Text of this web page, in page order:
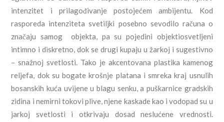
intenzitet i prilagođivanje postojećem ambijentu. Kod
rasporeda intenziteta svetiljki posebno sevodilo računa o
značaju samog objekta, pa su pojedini objektiosvetljeni
intimno i diskretno, dok se drugi kupaju u žarkoj i sugestivno
– snažnoj svetlosti. Tako je akcentovana plastika kamenog
reljefa, dok su bogate krošnje platana i smreka kraj usnulih
bosanskih kuća uvijene u blagu senku, a puškarnice gradskih
zidina i nemirni tokovi plive, njene kaskade kao i vodopad su u
jarkoj svetlosti i otkrivaju dosad neslućene vrednosti.